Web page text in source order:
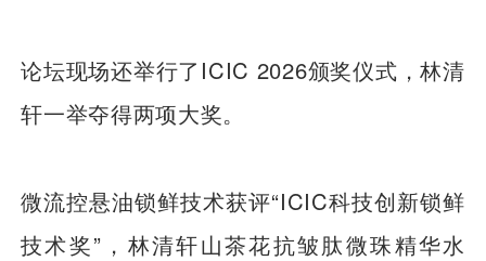
论坛现场还举行了ICIC 2026颁奖仪式，林清
轩一举夺得两项大奖。
微流控悬油锁鲜技术获评“ICIC科技创新锁鲜
技术奖”，林清轩山茶花抗皱肽微珠精华水